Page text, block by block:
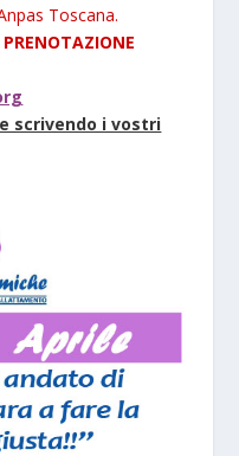
Toscana.
PRENOTAZIONE
scrivendo i vostri